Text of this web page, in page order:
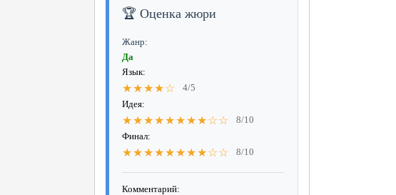
🏆 Оценка жюри
Жанр:
Да
Язык:
★★★★☆
4/5
Идея:
★★★★★★★★☆☆
8/10
Финал:
★★★★★★★★☆☆ 8/10
Комментарий: